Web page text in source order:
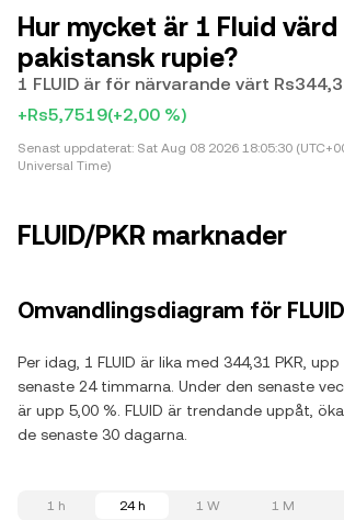
Hur mycket är 1 Fluid värd
pakistansk rupie?
1 FLUID är för närvarande värt
+Rs5,7519(+2,00 %)
Senast uppdaterat: Sat Aug 08 2026 18:05:30
Universal Time)
FLUID/PKR marknader
Omvandlingsdiagram för
Per idag, 1 FLUID är lika med 344,31 PKR,
senaste 24 timmarna. Under den senaste
är upp 5,00 %. FLUID är trendande uppåt,
de senaste 30 dagarna.
1 h 24 h 1 W 1 M